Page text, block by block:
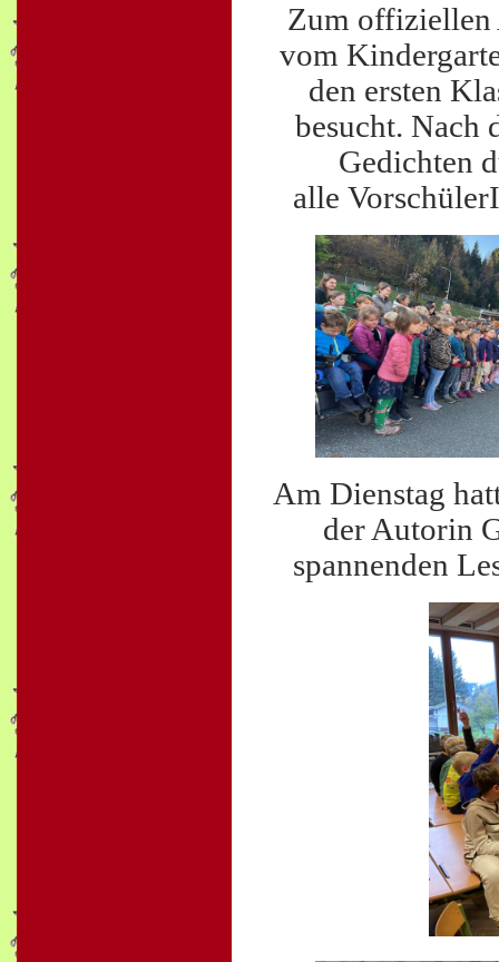
Zum offiziellen
vom
den ersten
besucht. Nach
Gedichten
alle
Am Dienstag
der Autorin
spannenden